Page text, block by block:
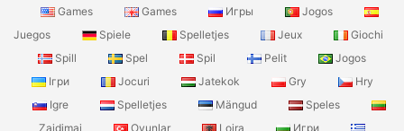
Games Games Игры
Jogos
Juegos
Spiele Spelletjes Jeux
Giochi
Spill
Spel Spil Pelit
Jogos
Ігри
Jocuri Jatekok Gry
Hry
Igre
Spelletjes Mängud
Speles
Zaidimai
Oyunlar Lojra
Игри